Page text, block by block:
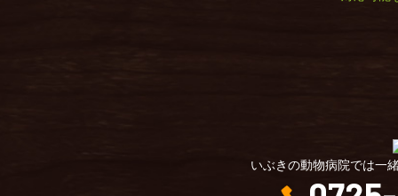
いぶきの動物病院では一